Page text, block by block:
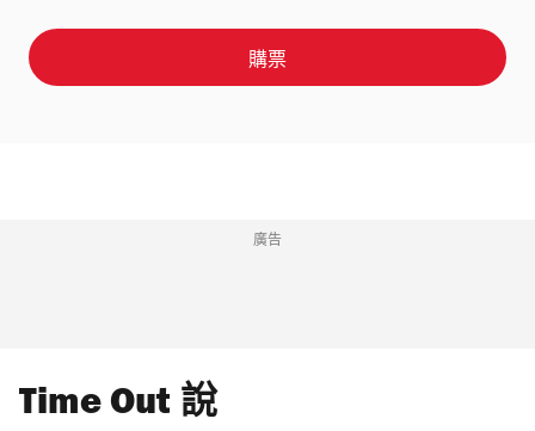
購票
廣告
Time Out 說